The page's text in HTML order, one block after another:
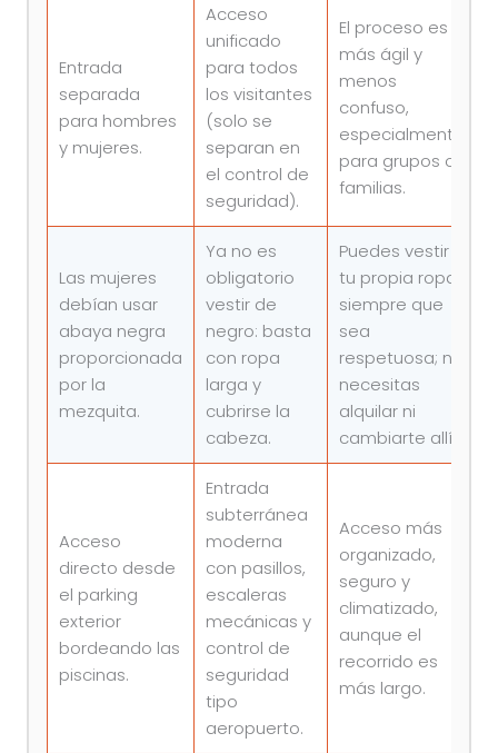
Entrada
separada
para hombres
y mujeres.
Acceso
unificado
para todos
los visitantes
(solo se
separan en
el control de
seguridad).
El proceso es
más ágil y
menos
confuso,
especialmente
para grupos o
familias.
Las mujeres
debían usar
abaya negra
proporcionada
por la
mezquita.
Ya no es
obligatorio
vestir de
negro: basta
con ropa
larga y
cubrirse la
cabeza.
Puedes vestir
tu propia ropa
siempre que
sea
respetuosa; no
necesitas
alquilar ni
cambiarte allí.
Acceso
directo desde
el parking
exterior
bordeando las
piscinas.
Entrada
subterránea
moderna
con pasillos,
escaleras
mecánicas y
control de
seguridad
tipo
aeropuerto.
Acceso más
organizado,
seguro y
climatizado,
aunque el
recorrido es
más largo.